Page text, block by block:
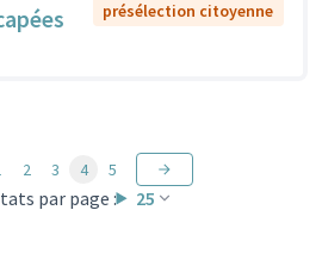
présélection citoyenne
par page : 25
2 3 4 5